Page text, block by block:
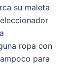
su maleta
ropa con
para